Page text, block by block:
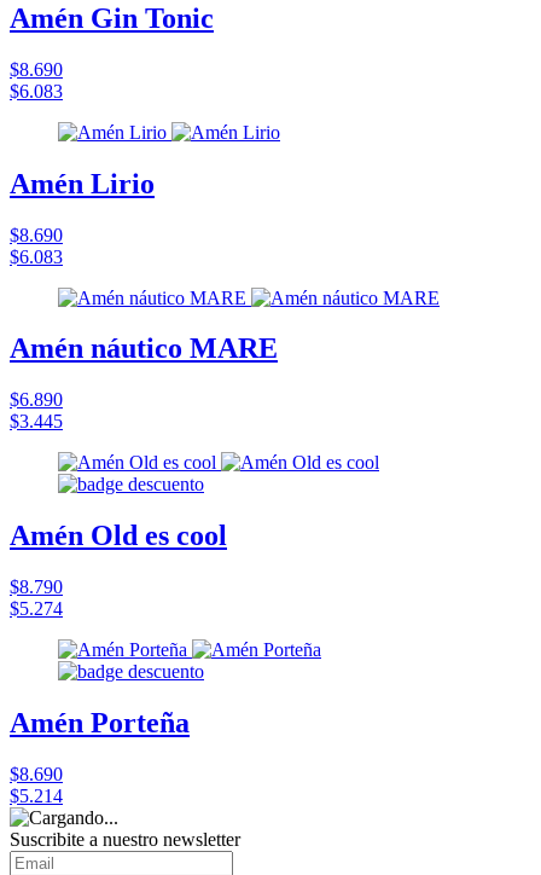
Amén Gin Tonic
$8.690
$6.083
Amén Lirio
$8.690
$6.083
Amén náutico MARE
$6.890
$3.445
Amén Old es cool
$8.790
$5.274
Amén Porteña
$8.690
$5.214
Suscribite a nuestro newsletter